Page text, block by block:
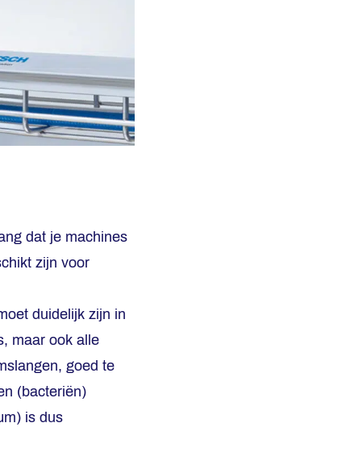
dat je machines
zijn voor
duidelijk zijn in
maar ook alle
goed te
(bacteriën)
is dus